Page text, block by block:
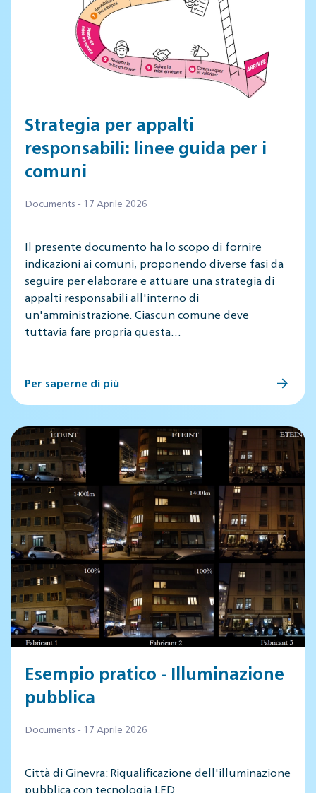
Strategia per appalti
responsabili: linee guida per i
comuni
Documents - 17 Aprile 2026
Il presente documento ha lo scopo di fornire
indicazioni ai comuni, proponendo diverse fasi da
seguire per elaborare e attuare una strategia di
appalti responsabili all'interno di
un'amministrazione. Ciascun comune deve
tuttavia fare propria questa…
Per saperne di più
Esempio pratico - Illuminazione
pubblica
Documents - 17 Aprile 2026
Città di Ginevra: Riqualificazione dell'illuminazione
pubblica con tecnologia LED